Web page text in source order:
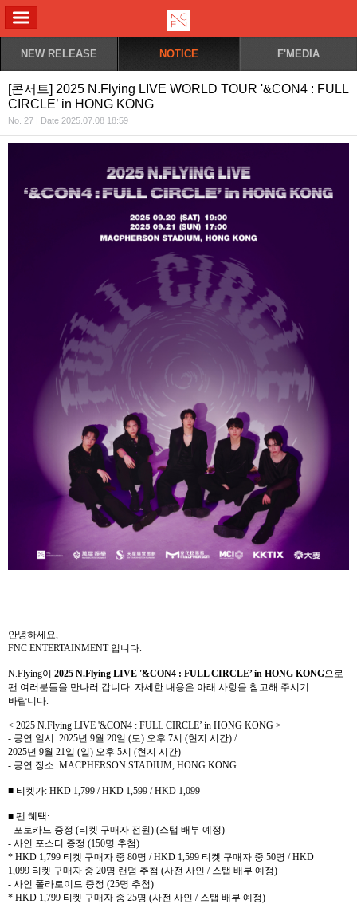
NEW RELEASE NOTICE F'MEDIA
[콘서트] 2025 N.Flying LIVE WORLD TOUR '&CON4 : FULL
CIRCLE’ in HONG KONG
No. 27 | Date 2025.07.08 18:59
안녕하세요,
FNC ENTERTAINMENT 입니다.
N.Flying이 2025 N.Flying LIVE '&CON4 : FULL CIRCLE’ in HONG KONG으로
팬 여러분들을 만나러 갑니다. 자세한 내용은 아래 사항을 참고해 주시기
바랍니다.
< 2025 N.Flying LIVE '&CON4 : FULL CIRCLE’ in HONG KONG >
- 공연 일시 : 2025년 9월 20일 (토) 오후 7시 (현지 시간) /
2025년 9월 21일 (일) 오후 5시 (현지 시간)
- 공연 장소: MACPHERSON STADIUM, HONG KONG
■ 티켓가: HKD 1,799 / HKD 1,599 / HKD 1,099
■ 팬 혜택:
- 포토카드 증정 (티켓 구매자 전원) (스탭 배부 예정)
- 사인 포스터 증정 (150명 추첨)
* HKD 1,799 티켓 구매자 중 80명 / HKD 1,599 티켓 구매자 중 50명 / HKD
1,099 티켓 구매자 중 20명 랜덤 추첨 (사전 사인 / 스탭 배부 예정)
- 사인 폴라로이드 증정 (25명 추첨)
* HKD 1,799 티켓 구매자 중 25명 (사전 사인 / 스탭 배부 예정)